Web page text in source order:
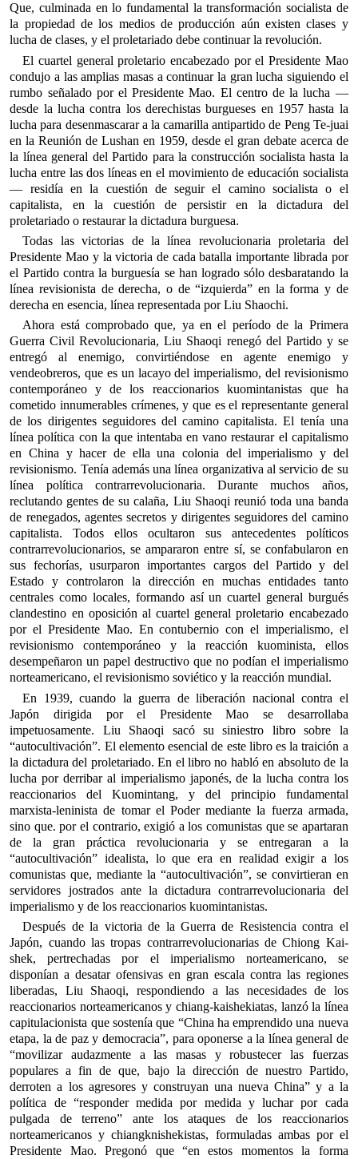
Que, culminada en lo fundamental la transformación socialista de
la propiedad de los medios de producción aún existen clases y
lucha de clases, y el proletariado debe continuar la revolución.
El cuartel general proletario encabezado por el Presidente Mao
condujo a las amplias masas a continuar la gran lucha siguiendo el
rumbo señalado por el Presidente Mao. El centro de la lucha —
desde la lucha contra los derechistas burgueses en 1957 hasta la
lucha para desenmascarar a la camarilla antipartido de Peng Te-juai
en la Reunión de Lushan en 1959, desde el gran debate acerca de
la línea general del Partido para la construcción socialista hasta la
lucha entre las dos líneas en el movimiento de educación socialista
— residía en la cuestión de seguir el camino socialista o el
capitalista, en la cuestión de persistir en la dictadura del
proletariado o restaurar la dictadura burguesa.
Todas las victorias de la línea revolucionaria proletaria del
Presidente Mao y la victoria de cada batalla importante librada por
el Partido contra la burguesía se han logrado sólo desbaratando la
línea revisionista de derecha, o de “izquierda” en la forma y de
derecha en esencia, línea representada por Liu Shaochi.
Ahora está comprobado que, ya en el período de la Primera
Guerra Civil Revolucionaria, Liu Shaoqi renegó del Partido y se
entregó al enemigo, convirtiéndose en agente enemigo y
vendeobreros, que es un lacayo del imperialismo, del revisionismo
contemporáneo y de los reaccionarios kuomintanistas que ha
cometido innumerables crímenes, y que es el representante general
de los dirigentes seguidores del camino capitalista. El tenía una
línea política con la que intentaba en vano restaurar el capitalismo
en China y hacer de ella una colonia del imperialismo y del
revisionismo. Tenía además una línea organizativa al servicio de su
línea política contrarrevolucionaria. Durante muchos años,
reclutando gentes de su calaña, Liu Shaoqi reunió toda una banda
de renegados, agentes secretos y dirigentes seguidores del camino
capitalista. Todos ellos ocultaron sus antecedentes políticos
contrarrevolucionarios, se ampararon entre sí, se confabularon en
sus fechorías, usurparon importantes cargos del Partido y del
Estado y controlaron la dirección en muchas entidades tanto
centrales como locales, formando así un cuartel general burgués
clandestino en oposición al cuartel general proletario encabezado
por el Presidente Mao. En contubernio con el imperialismo, el
revisionismo contemporáneo y la reacción kuominista, ellos
desempeñaron un papel destructivo que no podían el imperialismo
norteamericano, el revisionismo soviético y la reacción mundial.
En 1939, cuando la guerra de liberación nacional contra el
Japón dirigida por el Presidente Mao se desarrollaba
impetuosamente. Liu Shaoqi sacó su siniestro libro sobre la
“autocultivación”. El elemento esencial de este libro es la traición a
la dictadura del proletariado. En el libro no habló en absoluto de la
lucha por derribar al imperialismo japonés, de la lucha contra los
reaccionarios del Kuomintang, y del principio fundamental
marxista-leninista de tomar el Poder mediante la fuerza armada,
sino que. por el contrario, exigió a los comunistas que se apartaran
de la gran práctica revolucionaria y se entregaran a la
“autocultivación” idealista, lo que era en realidad exigir a los
comunistas que, mediante la “autocultivación”, se convirtieran en
servidores jostrados ante la dictadura contrarrevolucionaria del
imperialismo y de los reaccionarios kuomintanistas.
Después de la victoria de la Guerra de Resistencia contra el
Japón, cuando las tropas contrarrevolucionarias de Chiong Kai-
shek, pertrechadas por el imperialismo norteamericano, se
disponían a desatar ofensivas en gran escala contra las regiones
liberadas, Liu Shaoqi, respondiendo a las necesidades de los
reaccionarios norteamericanos y chiang-kaishekiatas, lanzó la línea
capitulacionista que sostenía que “China ha emprendido una nueva
etapa, la de paz y democracia”, para oponerse a la línea general de
“movilizar audazmente a las masas y robustecer las fuerzas
populares a fin de que, bajo la dirección de nuestro Partido,
derroten a los agresores y construyan una nueva China” y a la
política de “responder medida por medida y luchar por cada
pulgada de terreno” ante los ataques de los reaccionarios
norteamericanos y chiangknishekistas, formuladas ambas por el
Presidente Mao. Pregonó que “en estos momentos la forma